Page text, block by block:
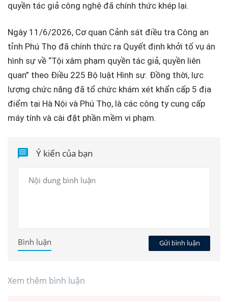
quyền tác giả công nghệ đã chính thức khép lại.
Ngày 11/6/2026, Cơ quan Cảnh sát điều tra Công an
tỉnh Phú Thọ đã chính thức ra Quyết định khởi tố vụ án
hình sự về “Tội xâm phạm quyền tác giả, quyền liên
quan” theo Điều 225 Bộ luật Hình sự. Đồng thời, lực
lượng chức năng đã tổ chức khám xét khẩn cấp 5 địa
điểm tại Hà Nội và Phú Thọ, là các công ty cung cấp
máy tính và cài đặt phần mềm vi phạm.
Ý kiến của bạn
Gửi bình luận
Bình luận
Xem thêm bình luận